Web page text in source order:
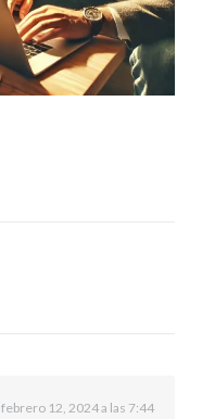
febrero 12, 2024 a las 7:44